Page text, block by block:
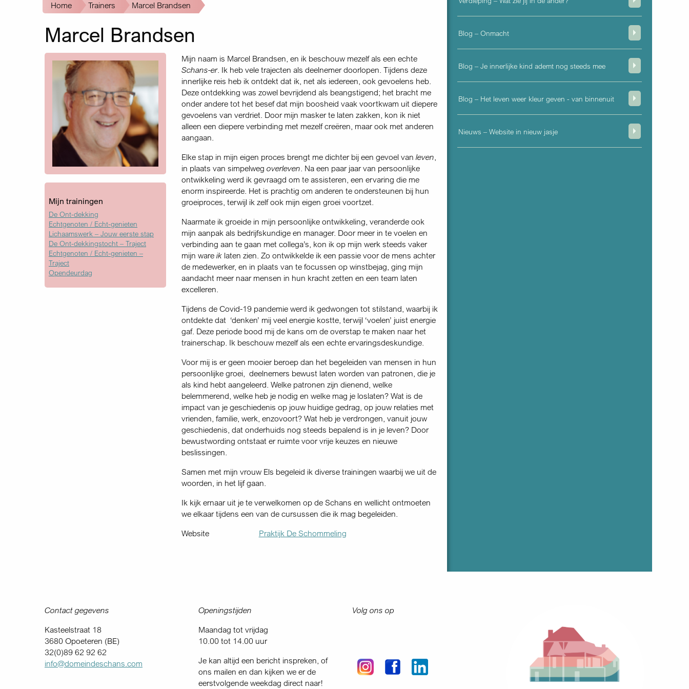
Kruimelpad
Home Trainers Marcel Brandsen
Marcel Brandsen
Mijn trainingen
De Ont-dekking
Echtgenoten / Echt-genieten
Lichaamswerk – Jouw eerste stap
De Ont-dekkingstocht – Traject
Echtgenoten / Echt-genieten –
Traject
Opendeurdag
Mijn naam is Marcel Brandsen, en ik beschouw mezelf als een echte
Schans-er. Ik heb vele trajecten als deelnemer doorlopen. Tijdens deze
innerlijke reis heb ik ontdekt dat ik, net als iedereen, ook gevoelens heb.
Deze ontdekking was zowel bevrijdend als beangstigend; het bracht me
onder andere tot het besef dat mijn boosheid vaak voortkwam uit diepere
gevoelens van verdriet. Door mijn masker te laten zakken, kon ik niet
alleen een diepere verbinding met mezelf creëren, maar ook met anderen
aangaan.
Elke stap in mijn eigen proces brengt me dichter bij een gevoel van leven,
in plaats van simpelweg overleven. Na een paar jaar van persoonlijke
ontwikkeling werd ik gevraagd om te assisteren, een ervaring die me
enorm inspireerde. Het is prachtig om anderen te ondersteunen bij hun
groeiproces, terwijl ik zelf ook mijn eigen groei voortzet.
Naarmate ik groeide in mijn persoonlijke ontwikkeling, veranderde ook
mijn aanpak als bedrijfskundige en manager. Door meer in te voelen en
verbinding aan te gaan met collega’s, kon ik op mijn werk steeds vaker
mijn ware iklaten zien. Zo ontwikkelde ik een passie voor de mens achter
de medewerker, en in plaats van te focussen op winstbejag, ging mijn
aandacht meer naar mensen in hun kracht zetten en een team laten
excelleren.
Tijdens de Covid-19 pandemie werd ik gedwongen tot stilstand, waarbij ik
ontdekte dat ‘denken’ mij veel energie kostte, terwijl ‘voelen’ juist energie
gaf. Deze periode bood mij de kans om de overstap te maken naar het
trainerschap. Ik beschouw mezelf als een echte ervaringsdeskundige.
Voor mij is er geen mooier beroep dan het begeleiden van mensen in hun
persoonlijke groei, deelnemers bewust laten worden van patronen, die je
als kind hebt aangeleerd. Welke patronen zijn dienend, welke
belemmerend, welke heb je nodig en welke mag je loslaten? Wat is de
impact van je geschiedenis op jouw huidige gedrag, op jouw relaties met
vrienden, familie, werk, enzovoort? Wat heb je verdrongen, vanuit jouw
geschiedenis, dat onderhuids nog steeds bepalend is in je leven? Door
bewustwording ontstaat er ruimte voor vrije keuzes en nieuwe
beslissingen.
Samen met mijn vrouw Els begeleid ik diverse trainingen waarbij we uit de
woorden, in het lijf gaan.
Ik kijk ernaar uit je te verwelkomen op de Schans en wellicht ontmoeten
we elkaar tijdens een van de cursussen die ik mag begeleiden.
Website
Praktijk De Schommeling
Blog – Onmacht
Blog – Je innerlijke kind ademt nog steeds mee
Blog – Het leven weer kleur geven - van binnenuit
Nieuws – Website in nieuw jasje
Contact gegevens
Kasteelstraat 18
3680 Opoeteren (BE)
32(0)89 62 92 62
info@domeindeschans.com
Openingstijden
Maandag tot vrijdag
10.00 tot 14.00 uur
Je kan altijd een bericht inspreken, of
ons mailen en dan kijken we er de
eerstvolgende weekdag direct naar!
Volg ons op